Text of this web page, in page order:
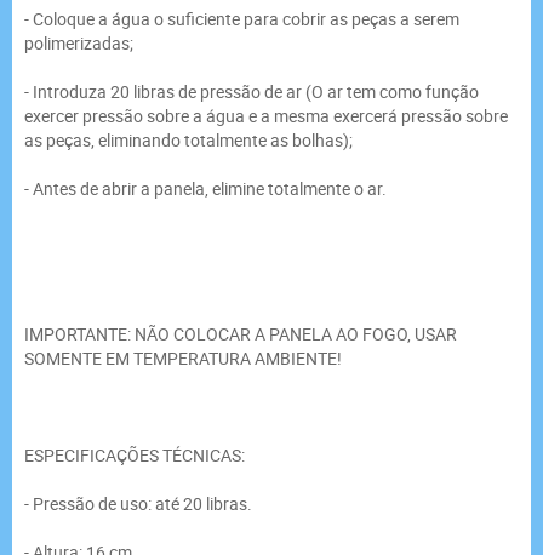
- Coloque a água o suficiente para cobrir as peças a serem
polimerizadas;
- Introduza 20 libras de pressão de ar (O ar tem como função
exercer pressão sobre a água e a mesma exercerá pressão sobre
as peças, eliminando totalmente as bolhas);
- Antes de abrir a panela, elimine totalmente o ar.
IMPORTANTE: NÃO COLOCAR A PANELA AO FOGO, USAR
SOMENTE EM TEMPERATURA AMBIENTE!
ESPECIFICAÇÕES TÉCNICAS:
- Pressão de uso: até 20 libras.